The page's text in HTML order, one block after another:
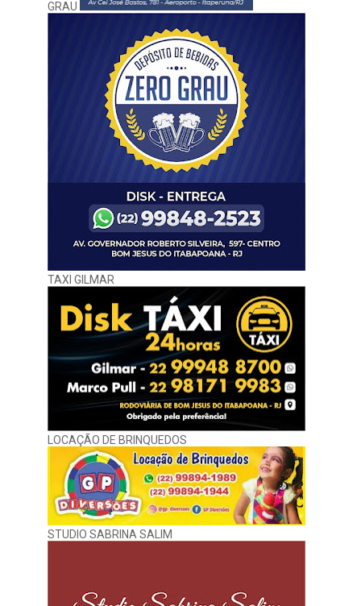
GRAU
TAXI GILMAR
LOCAÇÃO DE BRINQUEDOS
STUDIO SABRINA SALIM